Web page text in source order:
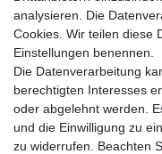
Hohe Stand-by-
mit maximal
Hochwertige Zellen
passgenau
ersetzt den
Aufladung mit
Kein Memoryeffekt
analysieren. Die
Cookies. Wir teilen diese
Einstellungen benennen.
Die Datenverarbeitung
berechtigten Interesses
oder abgelehnt werden.
und die Einwilligung zu
zu widerrufen. Beachten